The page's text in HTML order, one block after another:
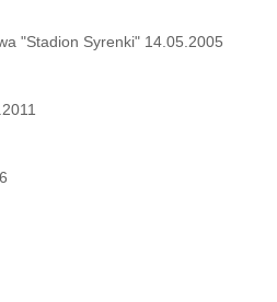
"Stadion Syrenki" 14.05.2005